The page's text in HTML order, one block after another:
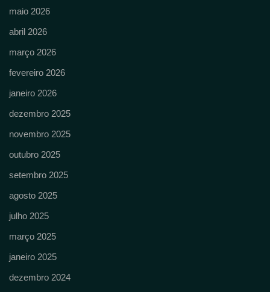
maio 2026
abril 2026
março 2026
fevereiro 2026
janeiro 2026
dezembro 2025
novembro 2025
outubro 2025
setembro 2025
agosto 2025
julho 2025
março 2025
janeiro 2025
dezembro 2024